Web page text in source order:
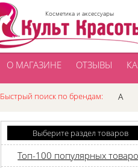
Косметика и аксессуары
О МАГАЗИНЕ ОТЗЫВЫ
Быстрый поиск по брендам: A
Выберите раздел товаров
Топ-100 популярных